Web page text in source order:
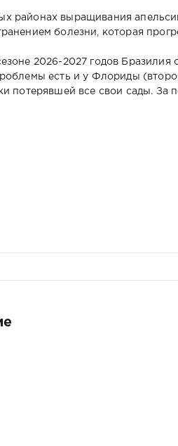
районах выращивания
болезни, которая
2026-2027 годов Бразилия
есть и у Флориды
потерявшей все свои сады. За